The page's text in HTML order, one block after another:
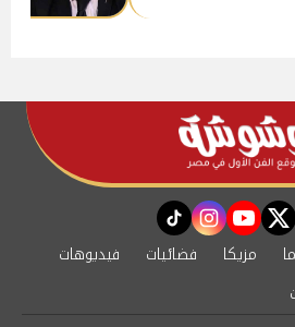
twitter
youtube
instagram
tiktok
مزيكا فضائيات
فيديوهات